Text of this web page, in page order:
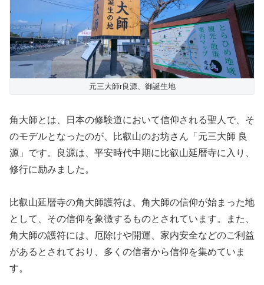
元三大師r良源、御誕生地
角大師とは、日本の修験道において信仰される聖人で、そ
のモデルとなったのが、比叡山のお坊さん「元三大師 良
源」です。良源は、平安時代中期に比叡山延暦寺に入り、
修行に励みました。
比叡山延暦寺の角大師護符は、角大師の信仰が始まった地
として、その信仰を象徴するものとされています。また、
角大師の護符には、厄除けや開運、家内安全などのご利益
があるとされており、多くの信者から信仰を集めていま
す。